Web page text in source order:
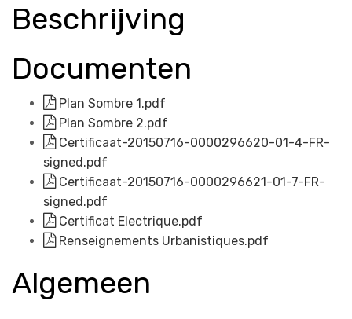
Beschrijving
Documenten
Plan Sombre 1.pdf
Plan Sombre 2.pdf
Certificaat-20150716-0000296620-01-4-FR-
signed.pdf
Certificaat-20150716-0000296621-01-7-FR-
signed.pdf
Certificat Electrique.pdf
Renseignements Urbanistiques.pdf
Algemeen